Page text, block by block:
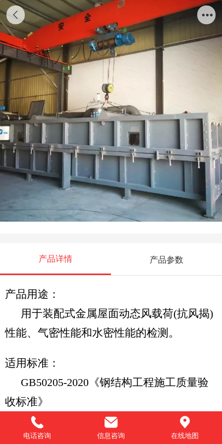
装配式金属屋面综合性能检测装置
产品详情 产品参数
产品用途：
用于装配式金属屋面动态风载荷(抗风揭)
性能、气密性能和水密性能的检测。
适用标准：
GB50205-2020《钢结构工程施工质量验
收标准》
GB50896-2013《压型金属板工程应用技
术规范》
电话咨询 信息咨询 在线地图